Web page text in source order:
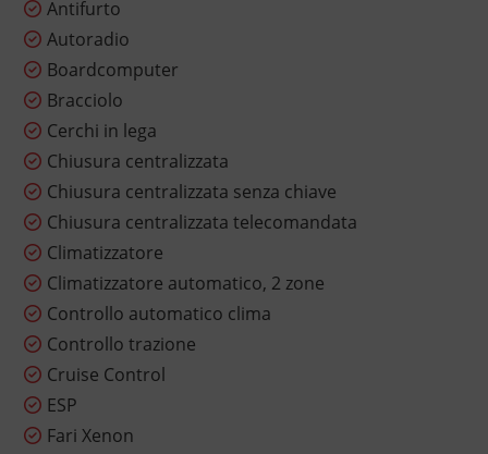
Antifurto
Autoradio
Boardcomputer
Bracciolo
Cerchi in lega
Chiusura centralizzata
Chiusura centralizzata senza chiave
Chiusura centralizzata telecomandata
Climatizzatore
Climatizzatore automatico, 2 zone
Controllo automatico clima
Controllo trazione
Cruise Control
ESP
Fari Xenon